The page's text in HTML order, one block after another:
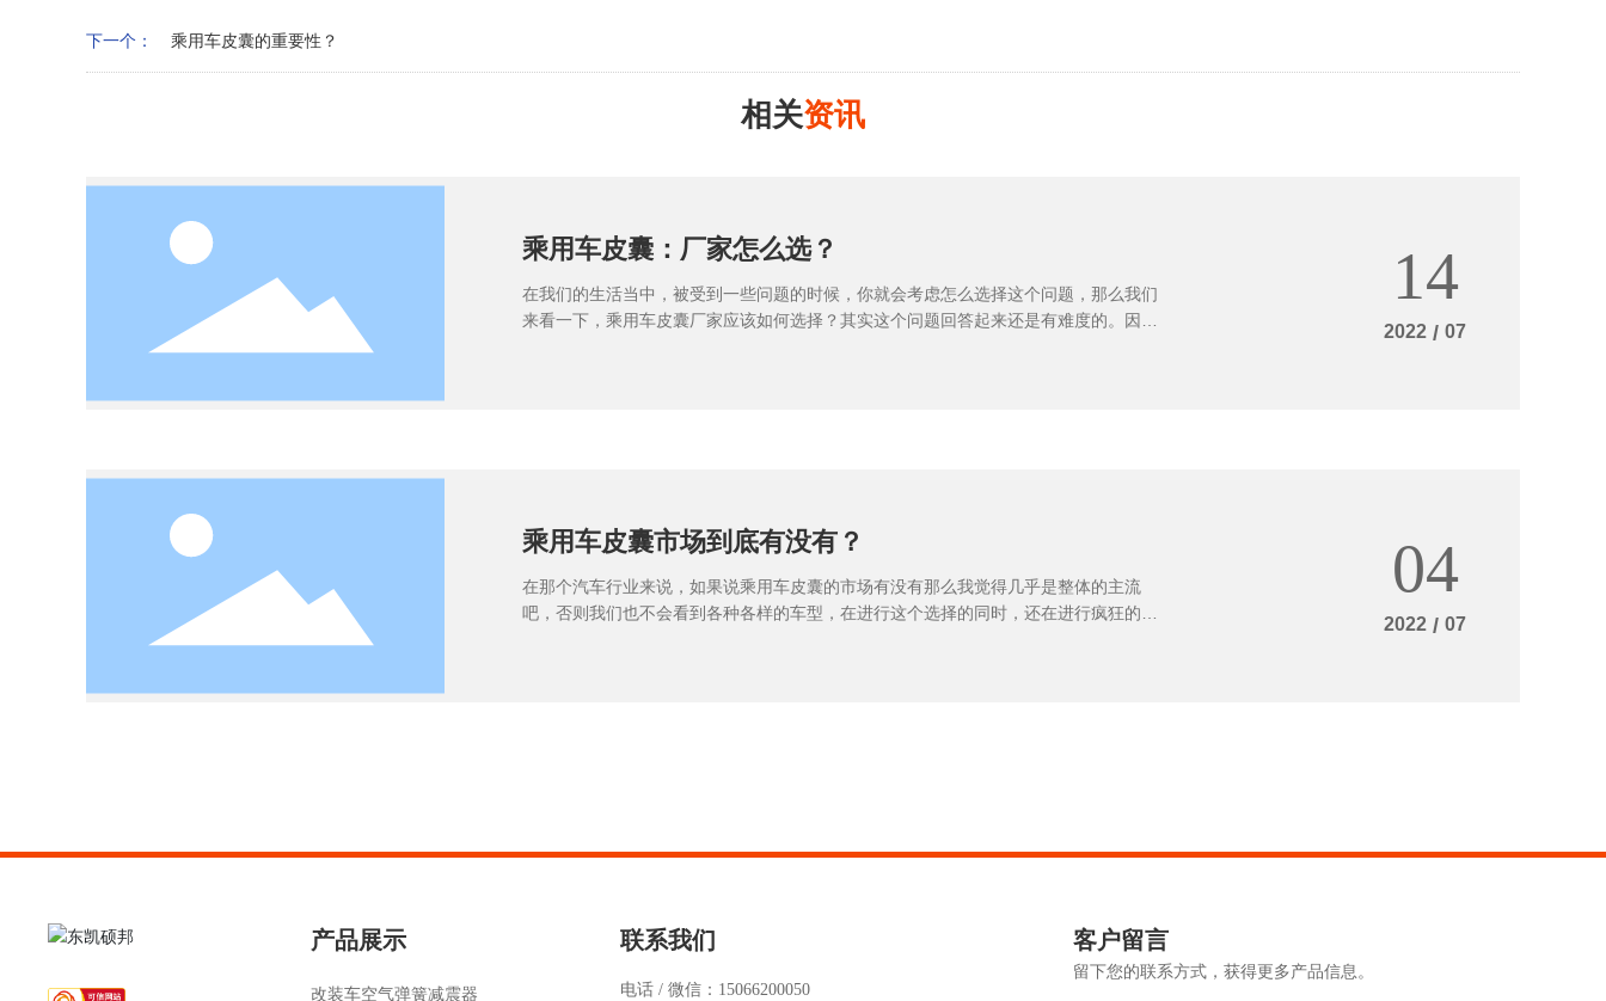
下一个： 乘用车皮囊的重要性？
相关资讯
乘用车皮囊：厂家怎么选？
在我们的生活当中，被受到一些问题的时候，你就会考虑怎么选择这个问题，那么我们
来看一下，乘用车皮囊厂家应该如何选择？其实这个问题回答起来还是有难度的。因为
14
2022 / 07
乘用车皮囊市场到底有没有？
在那个汽车行业来说，如果说乘用车皮囊的市场有没有那么我觉得几乎是整体的主流
吧，否则我们也不会看到各种各样的车型，在进行这个选择的同时，还在进行疯狂的脸
04
2022 / 07
产品展示
改装车空气弹簧减震器
联系我们
电话 / 微信： 15066200050
客户留言
留下您的联系方式，获得更多产品信息。